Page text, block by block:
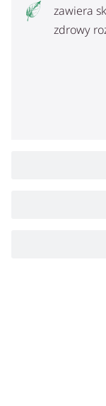
zawiera
zdrowy